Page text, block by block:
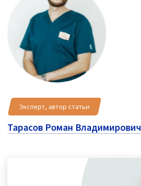
Эксперт, автор статьи
Тарасов Роман Владимирович